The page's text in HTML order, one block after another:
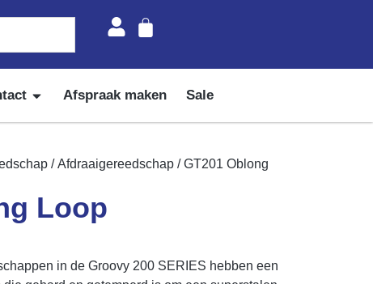
Afspraak maken Sale
/Afdraaigereedschap / GT201 Oblong
Loop
in de Groovy 200 SERIES hebben een